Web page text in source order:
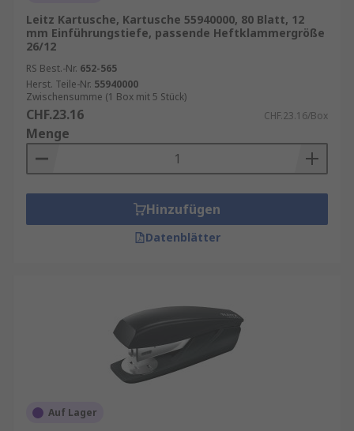
Leitz Kartusche, Kartusche 55940000, 80 Blatt, 12
mm Einführungstiefe, passende Heftklammergröße
26/12
RS Best.-Nr. 652-565
Herst. Teile-Nr. 55940000
Zwischensumme (1 Box mit 5 Stück)
CHF.23.16 CHF.23.16/Box
Menge
Hinzufügen
Datenblätter
Auf Lager